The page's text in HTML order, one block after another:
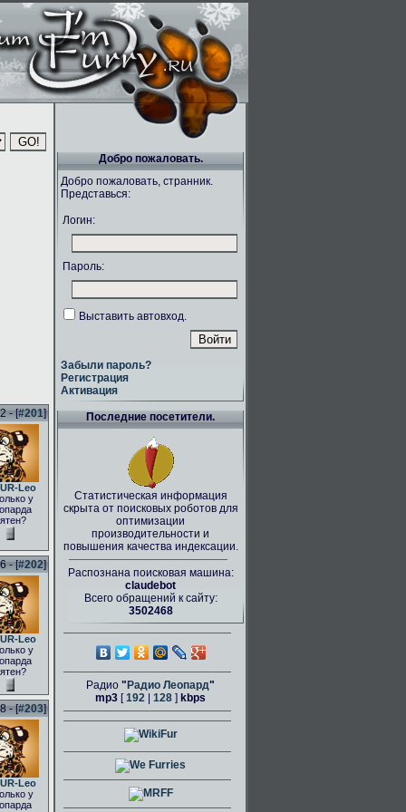
- [#201]
Leo
у
- [#202]
Leo
у
- [#203]
Leo
у
Добро пожаловать.
Добро пожаловать, странник.
Представься:
Логин:
Пароль:
Выставить автовход.
Забыли пароль?
Регистрация
Активация
Последние посетители.
Статистическая информация
скрыта от поисковых роботов для
оптимизации
производительности и
повышения качества индексации.
Распознана поисковая машина:
claudebot
Всего обращений к сайту:
3502468
Радио " Радио Леопард"
mp3 [192 128 ] kbps